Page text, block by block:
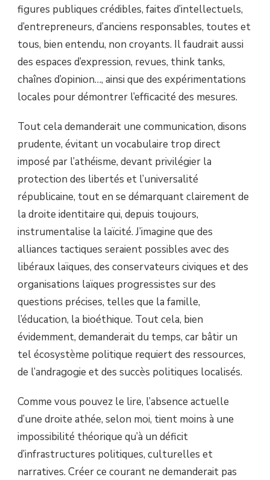
figures publiques crédibles, faites d’intellectuels,
d’entrepreneurs, d’anciens responsables, toutes et
tous, bien entendu, non croyants. Il faudrait aussi
des espaces d’expression, revues, think tanks,
chaînes d’opinion…, ainsi que des expérimentations
locales pour démontrer l’efficacité des mesures.
Tout cela demanderait une communication, disons
prudente, évitant un vocabulaire trop direct
imposé par l’athéisme, devant privilégier la
protection des libertés et l’universalité
républicaine, tout en se démarquant clairement de
la droite identitaire qui, depuis toujours,
instrumentalise la laïcité. J’imagine que des
alliances tactiques seraient possibles avec des
libéraux laïques, des conservateurs civiques et des
organisations laïques progressistes sur des
questions précises, telles que la famille,
l’éducation, la bioéthique. Tout cela, bien
évidemment, demanderait du temps, car bâtir un
tel écosystème politique requiert des ressources,
de l’andragogie et des succès politiques localisés.
Comme vous pouvez le lire, l’absence actuelle
d’une droite athée, selon moi, tient moins à une
impossibilité théorique qu’à un déficit
d’infrastructures politiques, culturelles et
narratives. Créer ce courant ne demanderait pas